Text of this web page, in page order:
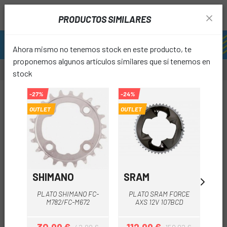
PRODUCTOS SIMILARES
Ahora mismo no tenemos stock en este producto, te
proponemos algunos artículos similares que sí tenemos en
stock
-27%
OUTLET
SHIMANO
PLATO SHIMANO FC-
M782/FC-M672
-24%
OUTLET
SRAM
PLATO SRAM FORCE
AXS 12V 107BCD